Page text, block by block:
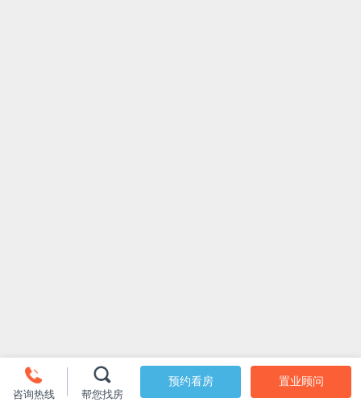
咨询热线 帮您找房
预约看房 置业顾问